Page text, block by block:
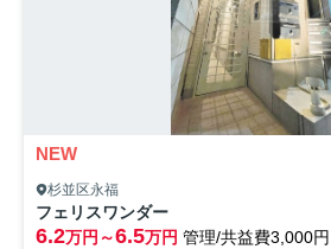
NEW
杉並区永福
フェリスワンダー
6.2万円～6.5万円 管理/共益費3,000円